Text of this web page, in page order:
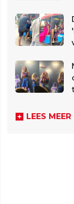
LEES MEER